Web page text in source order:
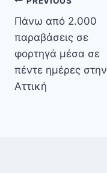
άρθρων
Πάνω από 2.000
παραβάσεις σε
φορτηγά μέσα σε
πέντε ημέρες στην
Αττική